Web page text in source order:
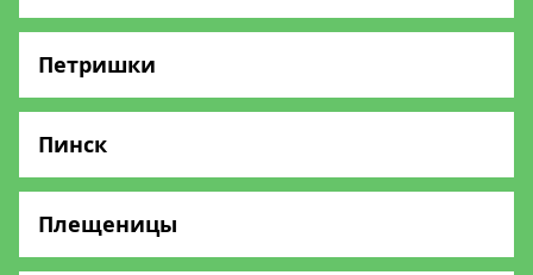
Петришки
Пинск
Плещеницы